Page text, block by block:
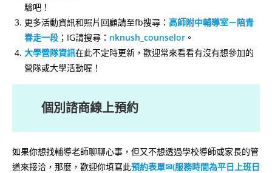
驗吧！
更多活動資訊和照片回顧請至fb搜尋： 高師附中輔導室－陪青
春走一段 ；IG請搜尋： nknush_counselor 。
大學營隊資訊在此不定時更新，歡迎常來看看有沒有想參加的
營隊或大學活動喔！
個別諮商線上預約
如果你想找輔導老師聊聊心事，但又不想透過學校導師或家長的管
道來接洽，那麼，歡迎你填寫此預約表單✉(服務時間為平日上班日